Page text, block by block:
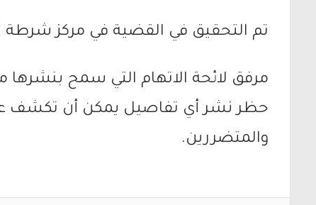
تم التحقيق في القضية في مركز شرطة
مرفق لائحة الاتهام التي سمح بنشرها
حظر نشر أي تفاصيل يمكن أن تكشف
والمتضررين.